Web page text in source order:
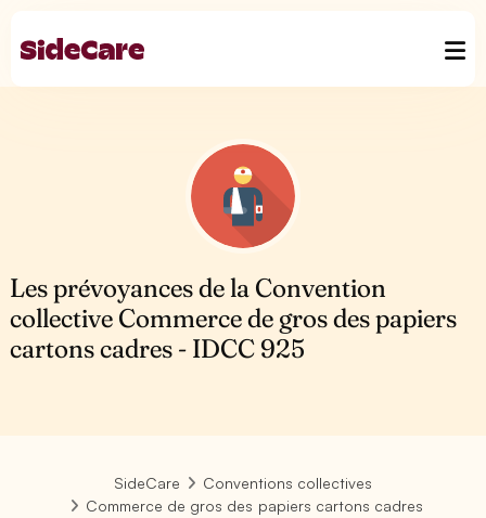
Les prévoyances de la Convention
collective Commerce de gros des papiers
cartons cadres - IDCC 925
SideCare
Conventions collectives
Commerce de gros des papiers cartons cadres